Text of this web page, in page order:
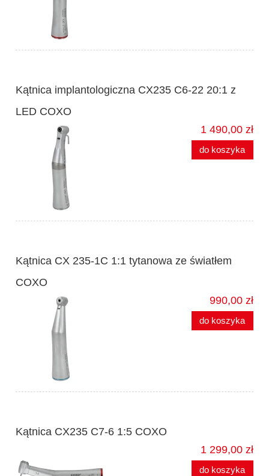
Kątnica implantologiczna CX235 C6-22 20:1 z
LED COXO
1 490,00 zł
do koszyka
Kątnica CX 235-1C 1:1 tytanowa ze światłem
COXO
990,00 zł
do koszyka
Kątnica CX235 C7-6 1:5 COXO
1 299,00 zł
do koszyka